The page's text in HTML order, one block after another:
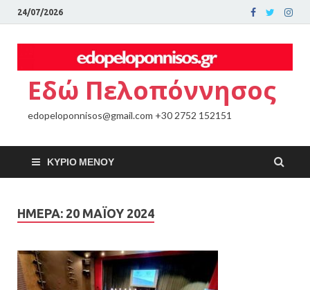
24/07/2026
Εδώ Πελοπόννησος
edopeloponnisos@gmail.com +30 2752 152151
ΚΎΡΙΟ ΜΕΝΟΎ
ΗΜΈΡΑ: 20 ΜΑΪ́ΟΥ 2024